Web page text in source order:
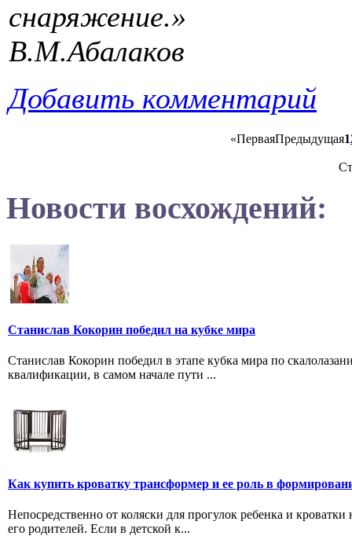
снаряжение.»
В.М.Абалаков
Добавить комментарий
«ПерваяПредыдущая1
Новости восхождений:
Станислав Кокорин победил на кубке мира
Станислав Кокорин победил в этапе кубка мира по
квалификации, в самом начале пути ...
Как купить кроватку трансформер и ее роль в
Непосредственно от коляски для прогулок ребенка и
его родителей. Если в детской к...